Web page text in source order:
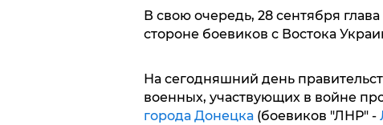
В свою очередь, 28 сентября
стороне боевиков с Востока
На сегодняшний день
военных, участвующих в войне
города Донецка(боевиков "ЛНР" -